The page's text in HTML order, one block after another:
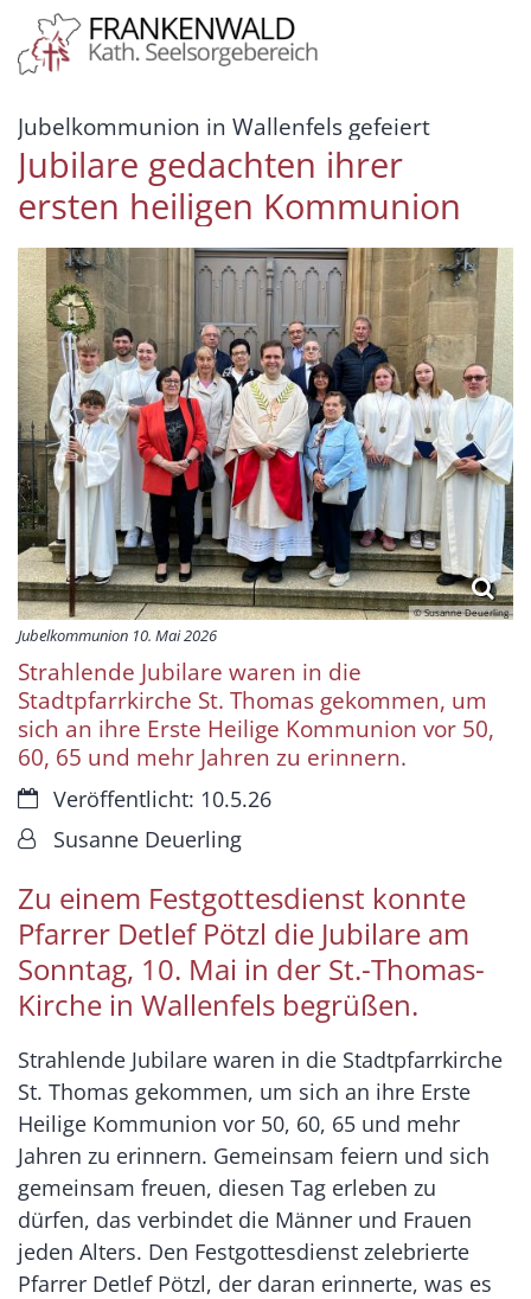
Zum Inhalt springen
Jubelkommunion in Wallenfels gefeiert:
Jubilare gedachten ihrer
ersten heiligen Kommunion
© Susanne Deuerling
Jubelkommunion 10. Mai 2026
Strahlende Jubilare waren in die
Stadtpfarrkirche St. Thomas gekommen, um
sich an ihre Erste Heilige Kommunion vor 50,
60, 65 und mehr Jahren zu erinnern.
Datum:Veröffentlicht: 10.5.26
Von:Susanne Deuerling
Zu einem Festgottesdienst konnte
Pfarrer Detlef Pötzl die Jubilare am
Sonntag, 10. Mai in der St.-Thomas-
Kirche in Wallenfels begrüßen.
Strahlende Jubilare waren in die Stadtpfarrkirche
St. Thomas gekommen, um sich an ihre Erste
Heilige Kommunion vor 50, 60, 65 und mehr
Jahren zu erinnern. Gemeinsam feiern und sich
gemeinsam freuen, diesen Tag erleben zu
dürfen, das verbindet die Männer und Frauen
jeden Alters. Den Festgottesdienst zelebrierte
Pfarrer Detlef Pötzl, der daran erinnerte, was es